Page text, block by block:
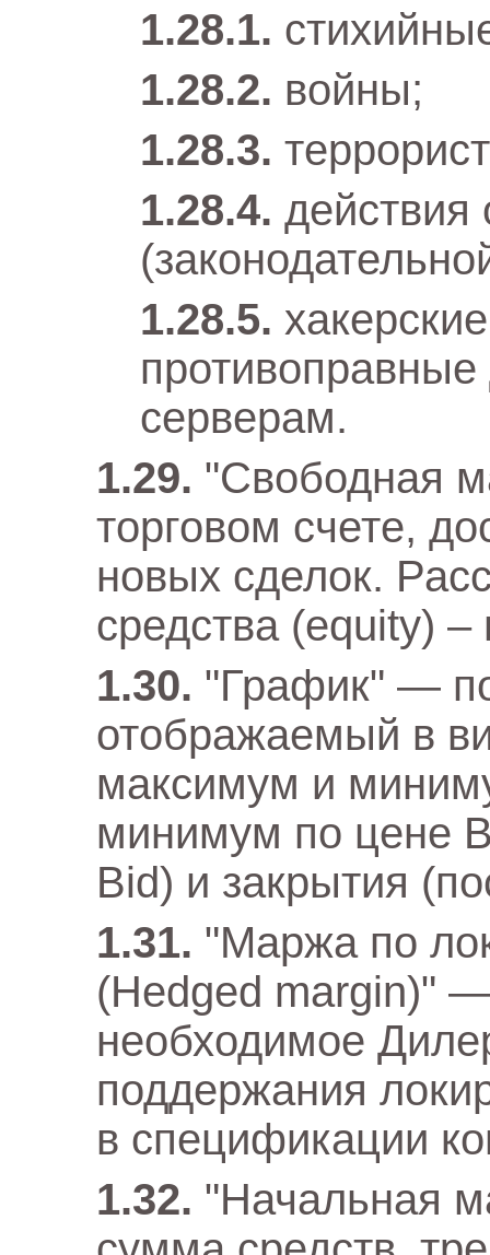
войны;
действия
серверам.
"Свободная
торговом счете,
новых сделок.
средства (equity)
"График" —
отображаемый в
максимум и
минимум по цене
Bid) и закрытия
"Маржа по
(Hedged margin)"
необходимое
поддержания
в спецификации
"Начальная